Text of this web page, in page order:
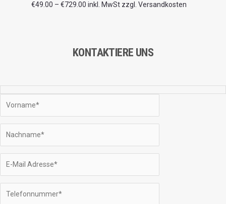
€49.00 – €729.00 €729.00
inkl. MwSt zzgl. Versandkosten
KONTAKTIERE UNS